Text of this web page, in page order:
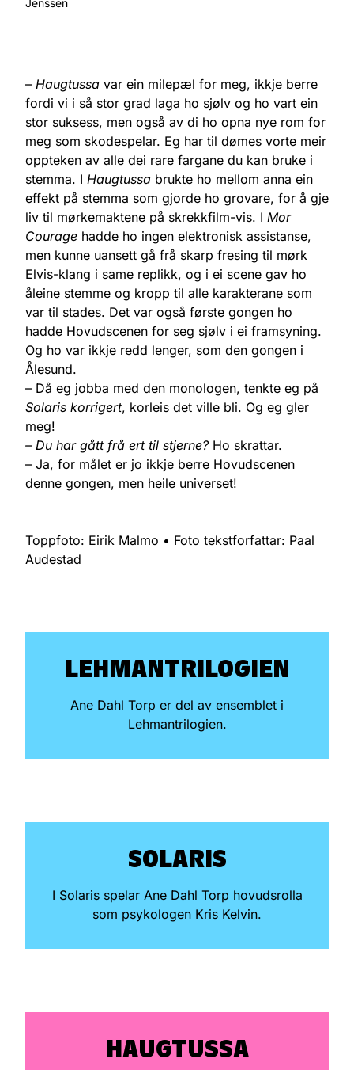
– Haugtussa var ein milepæl for meg, ikkje berre
fordi vi i så stor grad laga ho sjølv og ho vart ein
stor suksess, men også av di ho opna nye rom for
meg som skodespelar. Eg har til dømes vorte meir
oppteken av alle dei rare fargane du kan bruke i
stemma. I Haugtussa brukte ho mellom anna ein
effekt på stemma som gjorde ho grovare, for å gje
liv til mørkemaktene på skrekkfilm-vis. I Mor
Courage hadde ho ingen elektronisk assistanse,
men kunne uansett gå frå skarp fresing til mørk
Elvis-klang i same replikk, og i ei scene gav ho
åleine stemme og kropp til alle karakterane som
var til stades. Det var også første gongen ho
hadde Hovudscenen for seg sjølv i ei framsyning.
Og ho var ikkje redd lenger, som den gongen i
Ålesund.
– Då eg jobba med den monologen, tenkte eg på
Solaris korrigert, korleis det ville bli. Og eg gler
meg!
– Du har gått frå ert til stjerne?Ho skrattar.
– Ja, for målet er jo ikkje berre Hovudscenen
denne gongen, men heile universet!
Toppfoto: Eirik Malmo • Foto tekstforfattar: Paal
Audestad
LEHMAN­TRILOGIEN
Ane Dahl Torp er del av ensemblet i
Lehmantrilogien.
SOLARIS
I Solaris spelar Ane Dahl Torp hovudsrolla
som psykologen Kris Kelvin.
HAUGTUSSA